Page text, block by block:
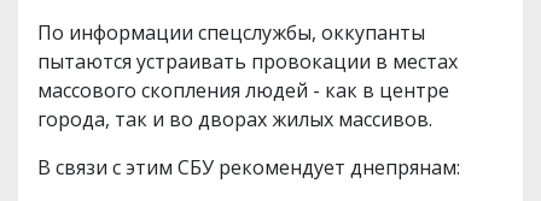
По информации спецслужбы, оккупанты
пытаются устраивать провокации в местах
массового скопления людей - как в центре
города, так и во дворах жилых массивов.
В связи с этим СБУ рекомендует днепрянам: